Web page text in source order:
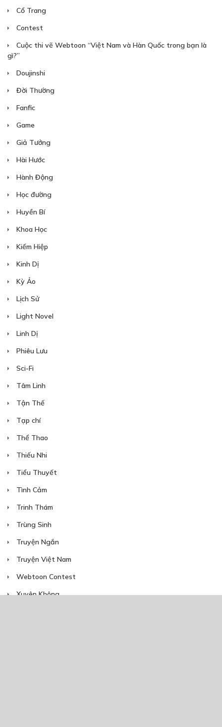
Cổ Trang
Contest
Cuộc thi vẽ Webtoon “Việt Nam và Hàn Quốc trong bạn là
gì?”
Doujinshi
Đời Thường
Fanfic
Game
Giả Tưởng
Hài Hước
Hành Động
Học đường
Huyền Bí
Khoa Học
Kiếm Hiệp
Kinh Dị
Kỳ Ảo
Lịch Sử
Light Novel
Linh Dị
Phiêu Lưu
Sci-Fi
Tâm Linh
Tận Thế
Tạp chí
Thể Thao
Thiếu Nhi
Tiểu Thuyết
Tình Cảm
Trinh Thám
Trùng Sinh
Truyện Ngắn
Truyện Việt Nam
Webtoon Contest
Xuyên Không